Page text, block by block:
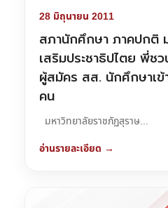
28 มิถุนายน 2011
สภานักศึกษา ภาคปกติ
เสริมประชาธิปไตย พี่ช
ผู้สมัคร สส. นักศึกษาเ
คน
มหาวิทยาลัยราชภัฏสุราษ...
อ่านรายละเอียด →